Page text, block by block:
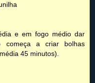
e em fogo médio dar
começa a criar bolhas
45 minutos).